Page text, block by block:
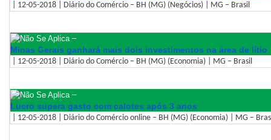
| 12-05-2018 | Diário do Comércio – BH (MG) (Negócios) | MG – Brasil
–
Minas Gerais ganhará mais dois investimentos na área de lítio
| 12-05-2018 | Diário do Comércio – BH (MG) (Economia) | MG – Brasil
–
Lucro supera gasto com calotes após 3 anos
| 12-05-2018 | Diário do Comércio online – BH (MG) (Economia) | MG –